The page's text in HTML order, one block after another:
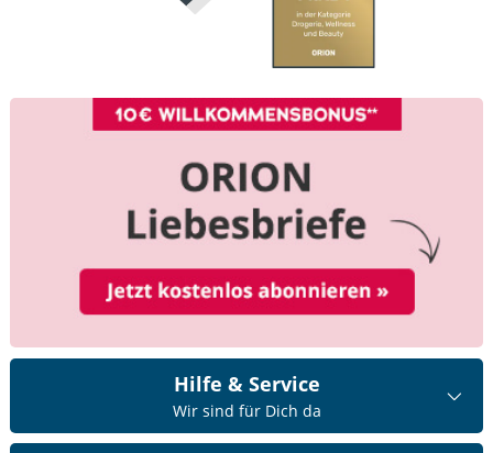
Hilfe & Service
Wir sind für Dich da